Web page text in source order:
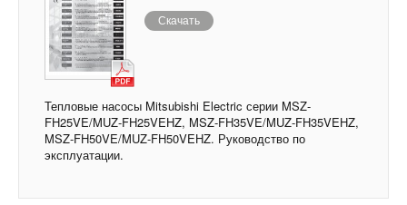
Скачать
Тепловые насосы Mitsubishi Electric серии MSZ-
FH25VE/MUZ-FH25VEHZ, MSZ-FH35VE/MUZ-FH35VEHZ,
MSZ-FH50VE/MUZ-FH50VEHZ. Руководство по
эксплуатации.